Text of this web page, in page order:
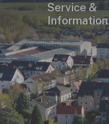
Service &
Information